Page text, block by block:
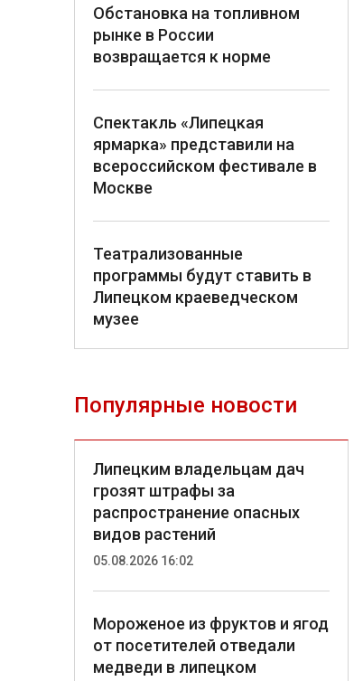
Обстановка на топливном
рынке в России
возвращается к норме
Спектакль «Липецкая
ярмарка» представили на
всероссийском фестивале в
Москве
Театрализованные
программы будут ставить в
Липецком краеведческом
музее
Популярные новости
Липецким владельцам дач
грозят штрафы за
распространение опасных
видов растений
05.08.2026 16:02
Мороженое из фруктов и ягод
от посетителей отведали
медведи в липецком